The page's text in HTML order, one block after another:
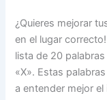
¿Quieres mejorar
en el lugar
lista de 20
«X». Estas
a entender mejor el